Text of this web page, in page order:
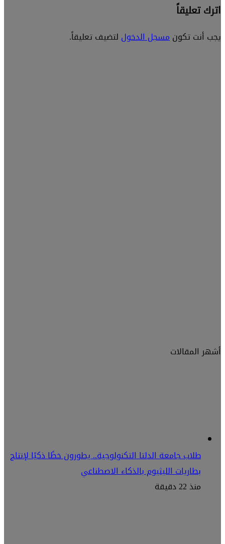
اترك تعليقاً
يجب أنت تكونمسجل الدخول لتضيف تعليقاً.
أشهر المقالات
طلاب جامعة الدلتا التكنولوجية.. يطورون خطًا ذكيًا لإنتاج
بطاريات الليثيوم بالذكاء الاصطناعي
منذ 22 دقيقة